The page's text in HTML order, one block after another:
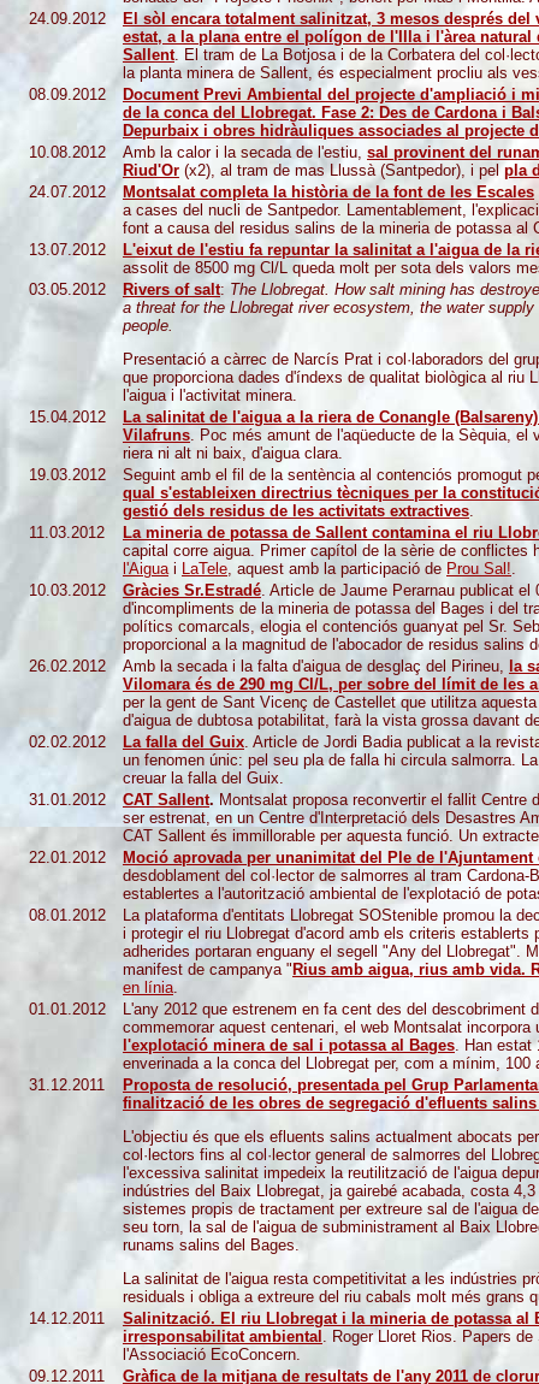
24.09.2012
El sòl encara totalment salinitzat, 3 mesos després
estat, a la plana entre el polígon de l'Illa i l'àrea
Sallent. El tram de La Botjosa i de la Corbatera del
la planta minera de Sallent, és especialment procliu als
08.09.2012
Document Previ Ambiental del projecte d'ampliació i
de la conca del Llobregat. Fase 2: Des de Cardona i
Depurbaix i obres hidràuliques associades al projecte
10.08.2012
Amb la calor i la secada de l'estiu, sal provinent del
Riud'Or (x2), al tram de mas Llussà (Santpedor), i pel pla
24.07.2012
Montsalat completa la història de la font de les Escales
a cases del nucli de Santpedor. Lamentablement,
font a causa del residus salins de la mineria de potassa al
13.07.2012
L'eixut de l'estiu fa repuntar la salinitat a l'aigua de la
assolit de 8500 mg Cl/L queda molt per sota dels valors
03.05.2012
Rivers of salt: The Llobregat. How salt mining has
a threat for the Llobregat river ecosystem, the water
people.
Presentació a càrrec de Narcís Prat i col·laboradors del
que proporciona dades d'índexs de qualitat biològica al
l'aigua i l'activitat minera.
15.04.2012
La salinitat de l'aigua a la riera de Conangle
Vilafruns. Poc més amunt de l'aqüeducte de la Sèquia,
riera ni alt ni baix, d'aigua clara.
19.03.2012
Seguint amb el fil de la sentència al contenciós promogut
qual s'estableixen directrius tècniques per la
gestió dels residus de les activitats extractives.
11.03.2012
La mineria de potassa de Sallent contamina el riu
capital corre aigua. Primer capítol de la sèrie de
l'Aiguai LaTele, aquest amb la participació de Prou Sal!.
10.03.2012
Gràcies Sr.Estradé. Article de Jaume Perarnau publicat
d'incompliments de la mineria de potassa del Bages i del
polítics comarcals, elogia el contenciós guanyat pel Sr.
proporcional a la magnitud de l'abocador de residus salins
26.02.2012
Amb la secada i la falta d'aigua de desglaç del Pirineu, la
Vilomara és de 290 mg Cl/L, per sobre del límit de les
per la gent de Sant Vicenç de Castellet que utilitza
d'aigua de dubtosa potabilitat, farà la vista grossa davant
02.02.2012
La falla del Guix. Article de Jordi Badia publicat a la
un fenomen únic: pel seu pla de falla hi circula salmorra.
creuar la falla del Guix.
31.01.2012
CAT Sallent.Montsalat proposa reconvertir el fallit
ser estrenat, en un Centre d'Interpretació dels Desastres
CAT Sallent és immillorable per aquesta funció. Un
22.01.2012
Moció aprovada per unanimitat del Ple de l'Ajuntament
desdoblament del col·lector de salmorres al tram
establertes a l'autorització ambiental de l'explotació de
08.01.2012
La plataforma d'entitats Llobregat SOStenible promou la
i protegir el riu Llobregat d'acord amb els criteris
adherides portaran enguany el segell "Any del Llobregat".
manifest de campanya " Rius amb aigua, rius amb vida.
en línia.
01.01.2012
L'any 2012 que estrenem en fa cent des del
commemorar aquest centenari, el web Montsalat incorpora
l'explotació minera de sal i potassa al Bages. Han estat
enverinada a la conca del Llobregat per, com a mínim, 100
31.12.2011
Proposta de resolució, presentada pel Grup
finalització de les obres de segregació d'efluents
L'objectiu és que els efluents salins actualment abocats
col·lectors fins al col·lector general de salmorres del
l'excessiva salinitat impedeix la reutilització de l'aigua
indústries del Baix Llobregat, ja gairebé acabada, costa
sistemes propis de tractament per extreure sal de l'aigua
seu torn, la sal de l'aigua de subministrament al Baix
runams salins del Bages.
La salinitat de l'aigua resta competitivitat a les indústries
residuals i obliga a extreure del riu cabals molt més grans
14.12.2011
Salinització. El riu Llobregat i la mineria de potassa al
irresponsabilitat ambiental . Roger Lloret Rios. Papers
l'Associació EcoConcern.
09.12.2011
Gràfica de la mitjana de resultats de l'any 2011 de